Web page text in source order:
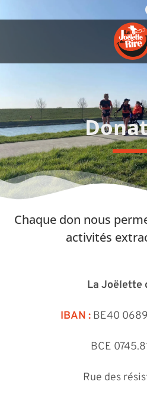
Chaque don nous
activités
La Joëlette
IBAN : BE40
BCE
Rue des